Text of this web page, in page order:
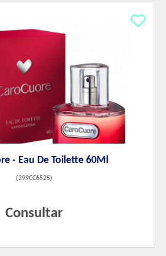
- Eau De Toilette 60Ml
(299CC6525)
Consultar